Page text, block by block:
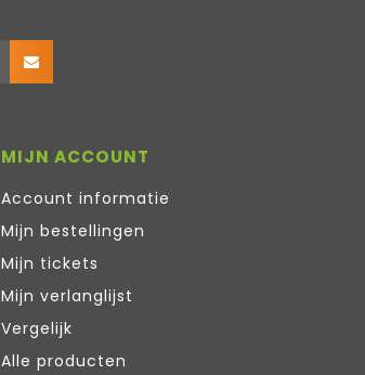
MIJN ACCOUNT
Account informatie
Mijn bestellingen
Mijn tickets
Mijn verlanglijst
Vergelijk
Alle producten